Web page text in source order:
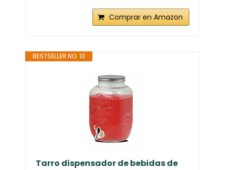
Comprar en Amazon
BESTSELLER NO. 13
Tarro dispensador de bebidas de